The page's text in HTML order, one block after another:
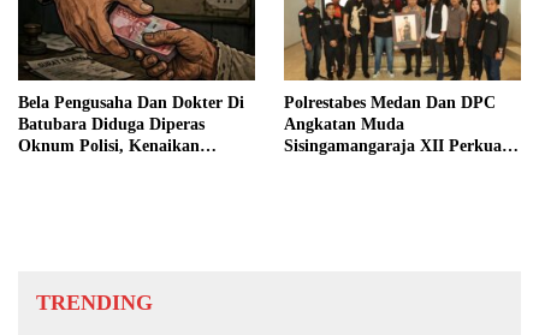
Bela Pengusaha Dan Dokter Di
Batubara Diduga Diperas
Oknum Polisi, Kenaikan
Polrestabes Medan Dan DPC
Angkatan Muda
Sisingamangaraja XII Perkuat
TRENDING